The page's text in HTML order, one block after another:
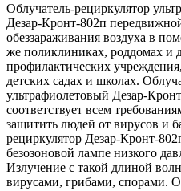
Облучатель-рециркулятор
Дезар-Кронт-802п
обеззараживания воздуха в
же поликлиниках, роддомах и
профилактических
детских садах и школах.
ультрафиолетовый Дезар-
соответствует всем
защитить людей от вирусов и
рециркулятор Дезар-Кронт-
безозоновой лампе низкого
Излучение с такой длиной
вирусами, грибами, спорами.